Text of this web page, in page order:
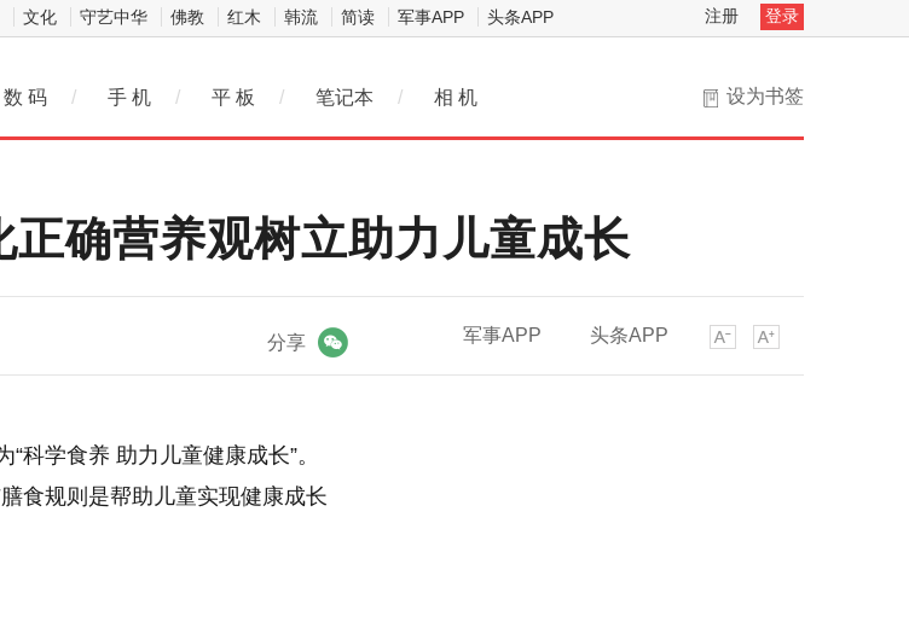
文化 守艺中华 佛教 红木 韩流 简读 军事APP 头条APP 注册 登录
设为书签
数 码 / 手 机 / 平 板 / 笔记本 / 相 机
确营养观树立助力儿童成长
军事APP 头条APP
分享
科学食养 助力儿童健康成长”。
食规则是帮助儿童实现健康成长